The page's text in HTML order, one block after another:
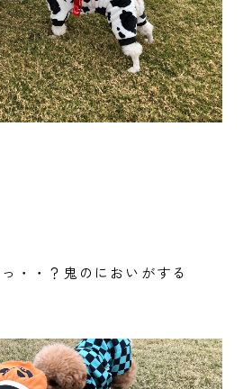
・・？鬼のにおいがする